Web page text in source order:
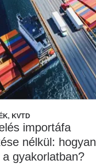
KVTD
importáfa
nélkül: hogyan
gyakorlatban?